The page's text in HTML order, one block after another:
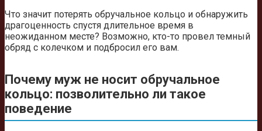
Что значит потерять обручальное кольцо и обнаружить
драгоценность спустя длительное время в
неожиданном месте? Возможно, кто-то провел темный
обряд с колечком и подбросил его вам.
Почему муж не носит обручальное
кольцо: позволительно ли такое
поведение